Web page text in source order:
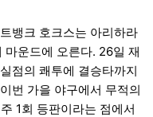
뱅크 호크스는 아리하라
마운드에 오른다. 26일 재
점의 쾌투에 결승타까지
번 가을 야구에서 무적의
1회 등판이라는 점에서